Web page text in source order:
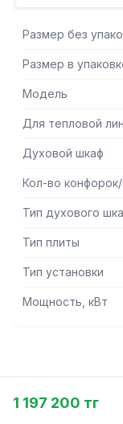
- Модель
большего
сбора масла и
- Корпус и
- Плита имеет
Размер без
Размер в
Модель
Для тепловой
Духовой шкаф
Кол-во
Тип духового
Тип плиты
Тип установки
Мощность, кВт
1 197 200 тг